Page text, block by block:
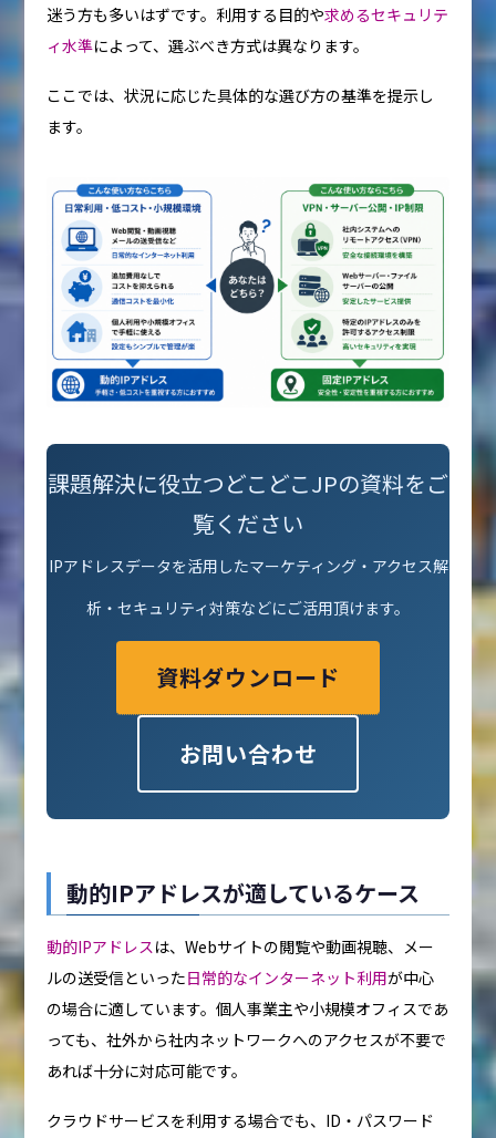
迷う方も多いはずです。利用する目的や求めるセキュリテ
ィ水準によって、選ぶべき方式は異なります。
ここでは、状況に応じた具体的な選び方の基準を提示し
ます。
課題解決に役立つどこどこJPの資料をご
覧ください
IPアドレスデータを活用したマーケティング・アクセス解
析・セキュリティ対策などにご活用頂けます。
資料ダウンロード
お問い合わせ
動的IPアドレスが適しているケース
動的IPアドレス は、Webサイトの閲覧や動画視聴、メー
ルの送受信といった日常的なインターネット利用が中心
の場合に適しています。個人事業主や小規模オフィスであ
っても、社外から社内ネットワークへのアクセスが不要で
あれば十分に対応可能です。
クラウドサービスを利用する場合でも、ID・パスワード